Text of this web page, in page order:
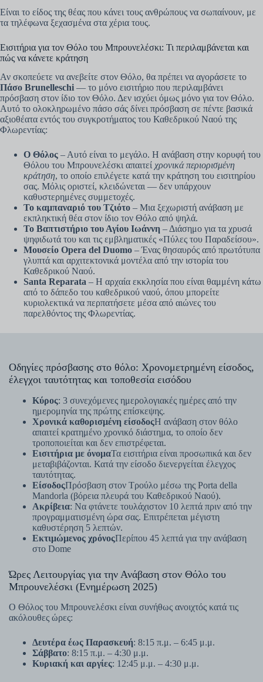
Είναι το είδος της θέας που κάνει τους ανθρώπους να σωπαίνουν, με
τα τηλέφωνα ξεχασμένα στα χέρια τους.
Εισιτήρια για τον Θόλο του Μπρουνελέσκι: Τι περιλαμβάνεται και
πώς να κάνετε κράτηση
Αν σκοπεύετε να ανεβείτε στον Θόλο, θα πρέπει να αγοράσετε το
Πάσο Brunelleschi — το μόνο εισιτήριο που περιλαμβάνει
πρόσβαση στον ίδιο τον Θόλο. Δεν ισχύει όμως μόνο για τον Θόλο.
Αυτό το ολοκληρωμένο πάσο σάς δίνει πρόσβαση σε πέντε βασικά
αξιοθέατα εντός του συγκροτήματος του Καθεδρικού Ναού της
Φλωρεντίας:
Ο Θόλος – Αυτό είναι το μεγάλο. Η ανάβαση στην κορυφή του
Θόλου του Μπρουνελέσκι απαιτεί χρονικά περιορισμένη
κράτηση, το οποίο επιλέγετε κατά την κράτηση του εισιτηρίου
σας. Μόλις οριστεί, κλειδώνεται — δεν υπάρχουν
καθυστερημένες συμμετοχές.
Το καμπαναριό του Τζιότο – Μια ξεχωριστή ανάβαση με
εκπληκτική θέα στον ίδιο τον Θόλο από ψηλά.
Το Βαπτιστήριο του Αγίου Ιωάννη – Διάσημο για τα χρυσά
ψηφιδωτά του και τις εμβληματικές «Πύλες του Παραδείσου».
Μουσείο Opera del Duomo – Ένας θησαυρός από πρωτότυπα
γλυπτά και αρχιτεκτονικά μοντέλα από την ιστορία του
Καθεδρικού Ναού.
Santa Reparata – Η αρχαία εκκλησία που είναι θαμμένη κάτω
από το δάπεδο του καθεδρικού ναού, όπου μπορείτε
κυριολεκτικά να περπατήσετε μέσα από αιώνες του
παρελθόντος της Φλωρεντίας.
Οδηγίες πρόσβασης στο θόλο: Χρονομετρημένη είσοδος,
έλεγχοι ταυτότητας και τοποθεσία εισόδου
Κύρος: 3 συνεχόμενες ημερολογιακές ημέρες από την
ημερομηνία της πρώτης επίσκεψης.
Χρονικά καθορισμένη είσοδοςΗ ανάβαση στον θόλο
απαιτεί κρατημένο χρονικό διάστημα, το οποίο δεν
τροποποιείται και δεν επιστρέφεται.
Εισιτήρια με όνομαΤα εισιτήρια είναι προσωπικά και δεν
μεταβιβάζονται. Κατά την είσοδο διενεργείται έλεγχος
ταυτότητας.
ΕίσοδοςΠρόσβαση στον Τρούλο μέσω της Porta della
Mandorla (βόρεια πλευρά του Καθεδρικού Ναού).
Ακρίβεια: Να φτάνετε τουλάχιστον 10 λεπτά πριν από την
προγραμματισμένη ώρα σας. Επιτρέπεται μέγιστη
καθυστέρηση 5 λεπτών.
Εκτιμώμενος χρόνοςΠερίπου 45 λεπτά για την ανάβαση
στο Dome
Ώρες Λειτουργίας για την Ανάβαση στον Θόλο του
Μπρουνελέσκι (Ενημέρωση 2025)
Ο Θόλος του Μπρουνελέσκι είναι συνήθως ανοιχτός κατά τις
ακόλουθες ώρες:
Δευτέρα έως Παρασκευή: 8:15 π.μ. – 6:45 μ.μ.
Σάββατο: 8:15 π.μ. – 4:30 μ.μ.
Κυριακή και αργίες: 12:45 μ.μ. – 4:30 μ.μ.